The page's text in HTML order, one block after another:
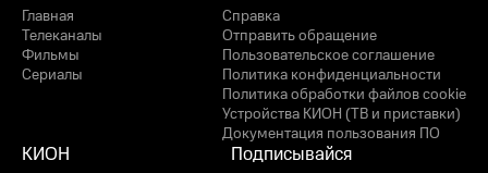
Главная
Телеканалы
Фильмы
Сериалы
Справка
Отправить обращение
Пользовательское соглашение
Политика конфиденциальности
Политика обработки файлов cookie
Устройства КИОН (ТВ и приставки)
Документация пользования ПО
КИОН Подписывайся